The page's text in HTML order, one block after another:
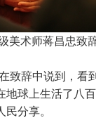
美术师蒋昌忠致
致辞中说到，看
球上生活了八
分享。